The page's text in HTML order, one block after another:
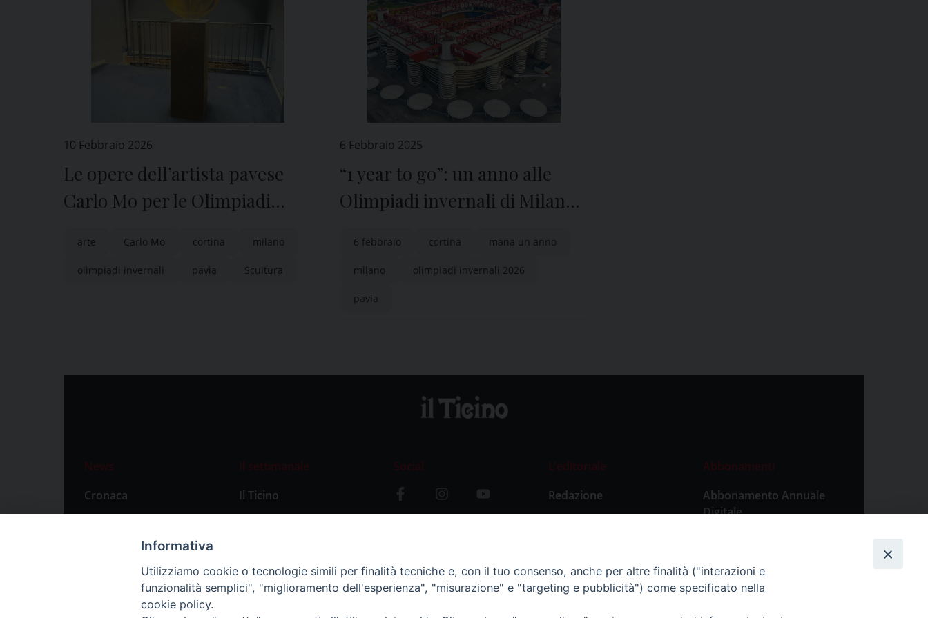
10 Febbraio 2026
Le opere dell’artista pavese
Carlo Mo per le Olimpiadi
arte Carlo Mo cortina milano
olimpiadi invernali pavia Scultura
6 Febbraio 2025
“1 year to go”: un anno alle
Olimpiadi invernali di Milano
6 febbraio cortina mana un anno
milano olimpiadi invernali 2026
pavia
News
Cronaca
Attualità
Primo Piano
Il settimanale
Il Ticino
Abbonamenti
Social
L’editoriale
Redazione
Storia
Abbonamenti
Abbonamento Annuale
Digitale
Abbonamento Singola
Copia Digitale
Informativa
Utilizziamo cookie o tecnologie simili per finalità tecniche e, con il tuo consenso, anche per altre finalità ("interazioni e
funzionalità semplici", "miglioramento dell'esperienza", "misurazione" e "targeting e pubblicità") come specificato nella
cookie policy.